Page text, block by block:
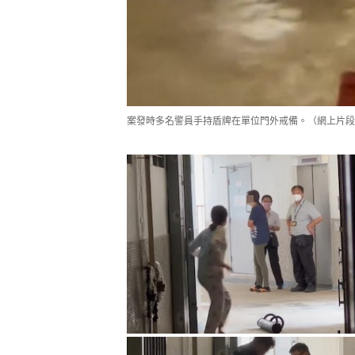
案發時多名警員手持盾牌在單位門外戒備。（網上片